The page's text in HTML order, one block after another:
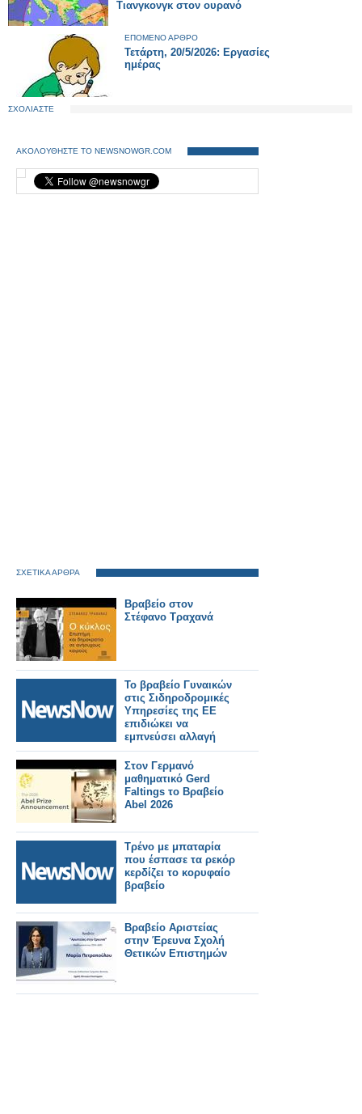
Τιανγκονγκ στον ουρανό
ΕΠΟΜΕΝΟ ΑΡΘΡΟ
Τετάρτη, 20/5/2026: Εργασίες
ημέρας
ΣΧΟΛΙΑΣΤΕ
ΑΚΟΛΟΥΘΗΣΤΕ ΤΟ NEWSNOWGR.COM
ΣΧΕΤΙΚΑ ΑΡΘΡΑ
Βραβείο στον
Στέφανο Τραχανά
Το βραβείο Γυναικών
στις Σιδηροδρομικές
Υπηρεσίες της ΕΕ
επιδιώκει να
εμπνεύσει αλλαγή
στον
ανδροκρατούμενο
τομέα,
Στον Γερμανό
μαθηματικό Gerd
Faltings το Βραβείο
Abel 2026
Τρένο με μπαταρία
που έσπασε τα ρεκόρ
κερδίζει το κορυφαίο
βραβείο
Βραβείο Αριστείας
στην Έρευνα Σχολή
Θετικών Επιστημών